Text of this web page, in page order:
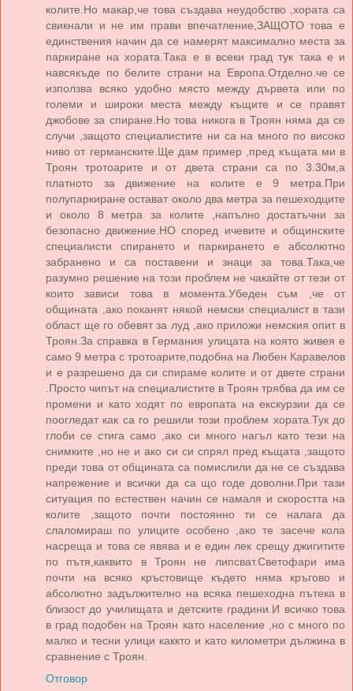
колите.Но макар,че това създава неудобство ,хората са
свикнали и не им прави впечатление,ЗАЩОТО това е
единствения начин да се намерят максимално места за
паркиране на хората.Така е в всеки град тук така е и
навсякъде по белите страни на Европа.Отделно.че се
използва всяко удобно място между дървета или по
големи и широки места между къщите и се правят
джобове за спиране.Но това никога в Троян няма да се
случи ,защото специалистите ни са на много по високо
ниво от германските.Ще дам пример ,пред къщата ми в
Троян тротоарите и от двета страни са по 3.30м,а
платното за движение на колите е 9 метра.При
полупаркиране остават около два метра за пешеходците
и около 8 метра за колите ,напълно достатъчни за
безопасно движение.НО според ичевите и общинските
специалисти спирането и паркирането е абсолютно
забранено и са поставени и знаци за това.Така,че
разумно решение на този проблем не чакайте от тези от
които зависи това в момента.Убеден съм ,че от
общината ,ако поканят някой немски специалист в тази
област ще го обевят за луд ,ако приложи немския опит в
Троян.За справка в Германия улицата на която живея е
само 9 метра с тротоарите,подобна на Любен Каравелов
и е разрешено да си спираме колите и от двете страни
.Просто чипът на специалистите в Троян трябва да им се
промени и като ходят по европата на екскурзии да се
поогледат как са го решили този проблем хората.Тук до
глоби се стига само ,ако си много нагъл като тези на
снимките ,но не и ако си си спрял пред къщата ,защото
преди това от общината са помислили да не се създава
напрежение и всички да са що годе доволни.При тази
ситуация по естествен начин се намаля и скоростта на
колите ,защото почти постоянно ти се налага да
слаломираш по улиците особено ,ако те засече кола
насреща и това се явява и е един лек срещу джигитите
по пътя,каквито в Троян не липсват.Светофари има
почти на всяко кръстовище където няма кръгово и
абсолютно задължително на всяка пешеходна пътека в
близост до училищата и детските градини.И всичко това
в град подобен на Троян като население ,но с много по
малко и тесни улици каккто и като километри дължина в
сравнение с Троян.
Отговор